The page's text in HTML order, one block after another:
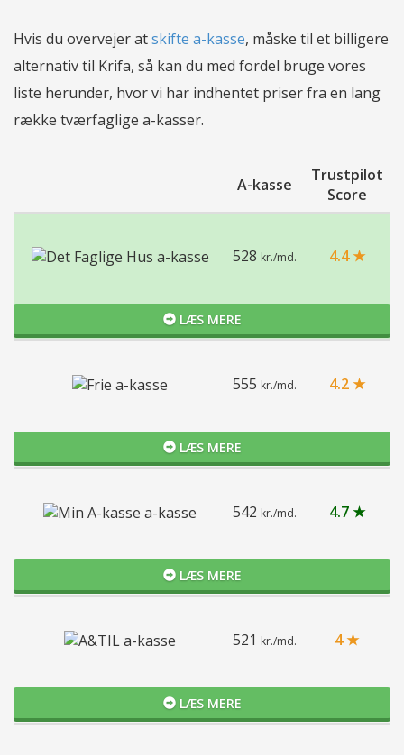
Hvis du overvejer atskifte a-kasse, måske til et billigere
alternativ til Krifa, så kan du med fordel bruge vores
liste herunder, hvor vi har indhentet priser fra en lang
række tværfaglige a-kasser.
A-kasse
Trustpilot
Score
528 kr./md. 4.4 ★
LÆS MERE
555 kr./md. 4.2 ★
LÆS MERE
542 kr./md. 4.7 ★
LÆS MERE
521 kr./md. 4 ★
LÆS MERE